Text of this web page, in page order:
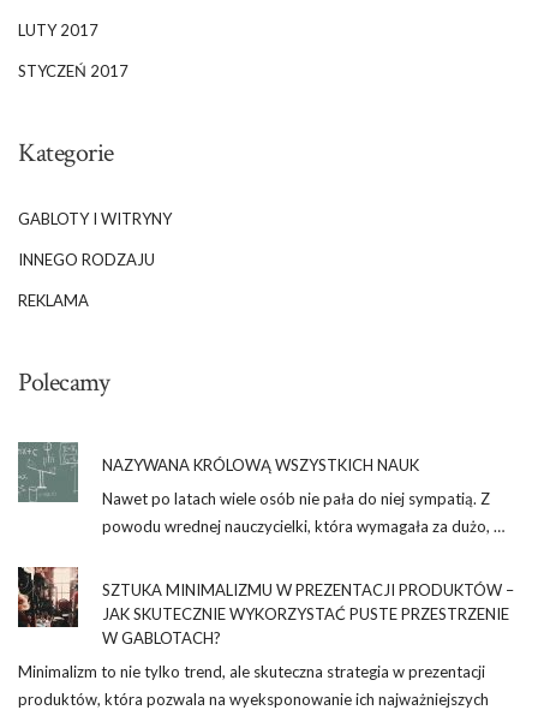
LUTY 2017
STYCZEŃ 2017
Kategorie
GABLOTY I WITRYNY
INNEGO RODZAJU
REKLAMA
Polecamy
NAZYWANA KRÓLOWĄ WSZYSTKICH NAUK
Nawet po latach wiele osób nie pała do niej sympatią. Z
powodu wrednej nauczycielki, która wymagała za dużo, …
SZTUKA MINIMALIZMU W PREZENTACJI PRODUKTÓW –
JAK SKUTECZNIE WYKORZYSTAĆ PUSTE PRZESTRZENIE
W GABLOTACH?
Minimalizm to nie tylko trend, ale skuteczna strategia w prezentacji
produktów, która pozwala na wyeksponowanie ich najważniejszych